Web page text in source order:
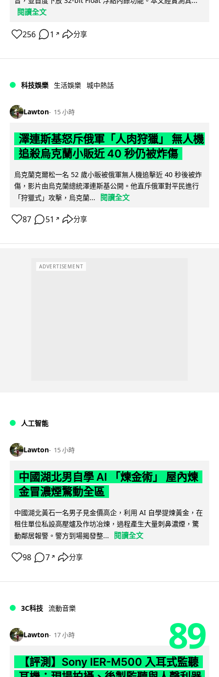
閱讀全文
256 1 ↗ 分享
科技娛樂 生活娛樂 城中熱話
Lawton 15 小時
澤連斯基怒斥俄軍「人肉狩獵」 無人機
追殺烏克蘭小販近 40 秒仍被炸傷
烏克蘭克爾松一名 52 歲小販被俄軍無人機追擊近 40 秒後被炸
傷，影片由烏克蘭總統澤連斯基公開。他直斥俄軍對平民進行
「狩獵式」攻擊，烏克蘭...
閱讀全文
87 51 ↗ 分享
ADVERTISEMENT
人工智能
Lawton 15 小時
中國湖北男自學 AI 「煉金術」 屋內煉
金冒濃煙驚動全區
中國湖北黃石一名男子見金價高企，利用 AI 自學提煉黃金，在
租住單位私設高壓爐及作坊冶煉，過程產生大量刺鼻濃煙，驚
動鄰居報警。警方到場揭發整...
閱讀全文
98 7 ↗ 分享
3C科技 流動音樂
Lawton 17 小時 89
【評測】Sony IER-M500 入耳式監聽